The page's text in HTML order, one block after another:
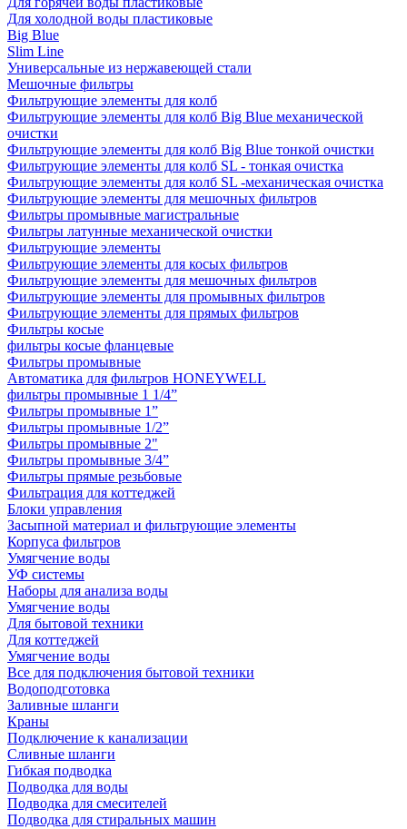
Для холодной воды пластиковые
Big Blue
Slim Line
Универсальные из нержавеющей стали
Мешочные фильтры
Фильтрующие элементы для колб
Фильтрующие элементы для колб Big Blue механической
очистки
Фильтрующие элементы для колб Big Blue тонкой очистки
Фильтрующие элементы для колб SL - тонкая очистка
Фильтрующие элементы для колб SL -механическая очистка
Фильтрующие элементы для мешочных фильтров
Фильтры промывные магистральные
Фильтры латунные механической очистки
Фильтрующие элементы
Фильтрующие элементы для косых фильтров
Фильтрующие элементы для мешочных фильтров
Фильтрующие элементы для промывных фильтров
Фильтрующие элементы для прямых фильтров
Фильтры косые
фильтры косые фланцевые
Фильтры промывные
Автоматика для фильтров HONEYWELL
фильтры промывные 1 1/4”
Фильтры промывные 1”
Фильтры промывные 1/2”
Фильтры промывные 2"
Фильтры промывные 3/4”
Фильтры прямые резьбовые
Фильтрация для коттеджей
Блоки управления
Засыпной материал и фильтрующие элементы
Корпуса фильтров
Умягчение воды
УФ системы
Наборы для анализа воды
Умягчение воды
Для бытовой техники
Для коттеджей
Умягчение воды
Все для подключения бытовой техники
Водоподготовка
Заливные шланги
Краны
Подключение к канализации
Сливные шланги
Гибкая подводка
Подводка для воды
Подводка для смесителей
Подводка для стиральных машин